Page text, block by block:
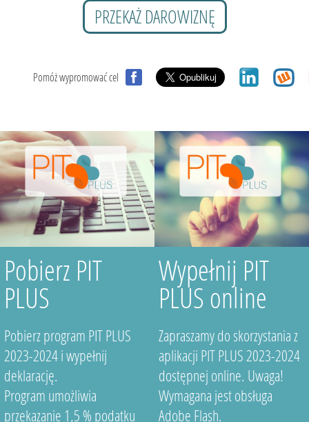
PRZEKAŻ DAROWIZNĘ
Pomóż wypromować cel
Pobierz PIT
PLUS
Pobierz program PIT PLUS
2023-2024 i wypełnij
deklarację.
Program umożliwia
przekazanie 1,5 % podatku
Wypełnij PIT
PLUS online
Zapraszamy do skorzystania z
aplikacji PIT PLUS 2023-2024
dostępnej online. Uwaga!
Wymagana jest obsługa
Adobe Flash.